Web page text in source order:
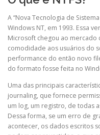
A “Nova Tecnologia de
Windows NT, em 1993. Essa
Microsoft chegou ao
comodidade aos usuários do
performance do então novo
do formato fosse feita no
Uma das principais
journaling, que fornece
um log, um registro, de todas
Dessa forma, se um erro de
acontecer, os dados escritos